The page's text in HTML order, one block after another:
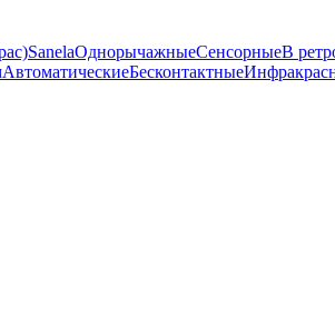
SanelaОднорычажныеСенсорныеВ
АвтоматическиеБесконтактные